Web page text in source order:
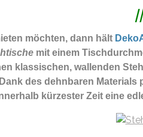
möchten, dann hält
mit einem
klassischen, wallenden
des dehnbaren
kürzester Zeit eine